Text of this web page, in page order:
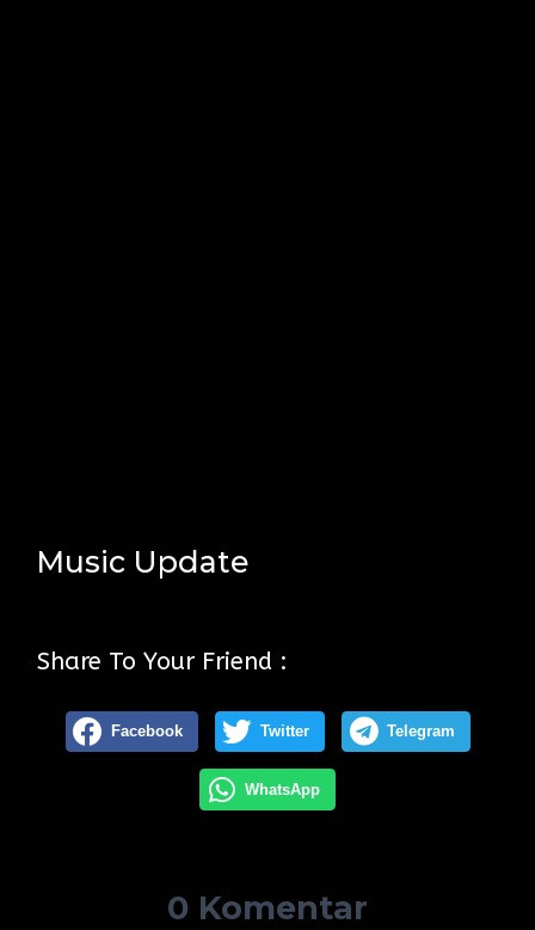
Music Update
Share To Your Friend :
Facebook Twitter Telegram
WhatsApp
0 Komentar